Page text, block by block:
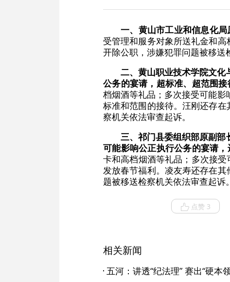
一、黄山市工业和信息化
受管理和服务对象所送礼金和
开除公职，涉嫌犯罪问题被移送
二、黄山职业技术学院文
公务的宴请，超标准、超范围接
档烟酒等礼品；多次接受可能
标准和范围的接待。汪刚还存
察机关依法审查起诉。
三、祁门县委组织部原副
可能影响公正执行公务的宴请
卡和高档烟酒等礼品；多次接
发放春节福利。凌友寿还存在
题被移送检察机关依法审查起诉
点赞 3
相关新闻
五河：讲透“纪法理” 赛出“硬本